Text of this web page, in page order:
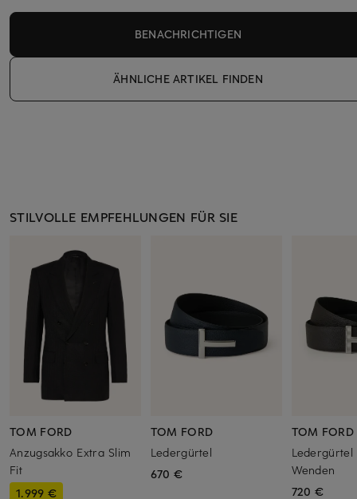
BENACHRICHTIGEN
ÄHNLICHE ARTIKEL FINDEN
STILVOLLE EMPFEHLUNGEN FÜR SIE
TOM FORD
Anzugsakko Extra Slim
Fit
1.999 €
TOM FORD
Ledergürtel
670 €
TOM FORD
Ledergürtel
Wenden
720 €